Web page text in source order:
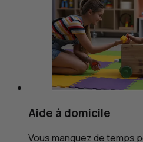
Aide à domicile
Vous manquez de temps